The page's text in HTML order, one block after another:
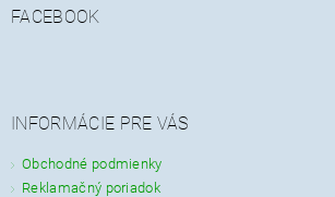
FACEBOOK
INFORMÁCIE PRE VÁS
Obchodné podmienky
Reklamačný poriadok